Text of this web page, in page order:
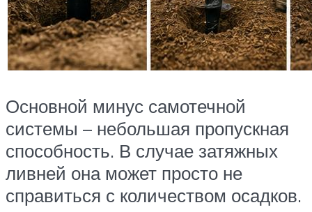
Основной минус самотечной
системы – небольшая пропускная
способность. В случае затяжных
ливней она может просто не
справиться с количеством осадков.